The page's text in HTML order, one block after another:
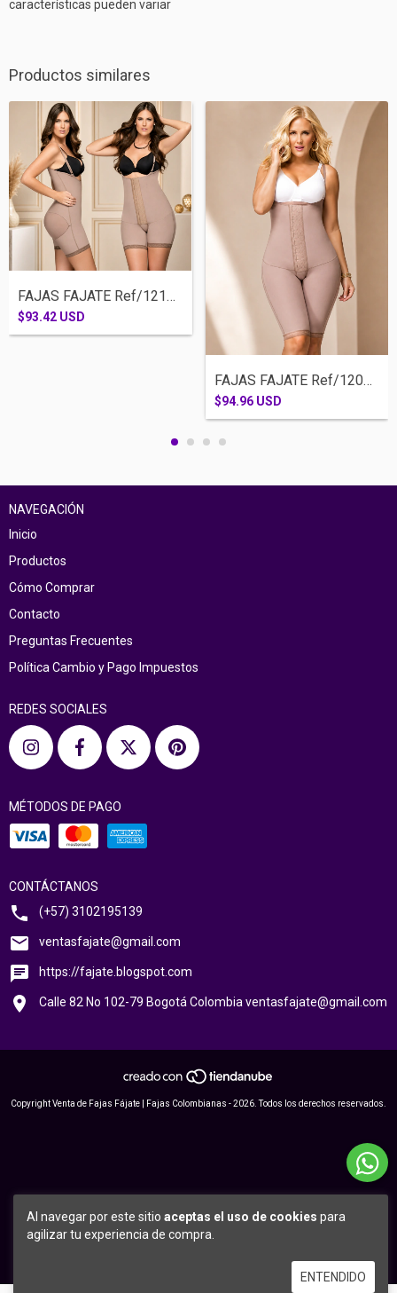
Al navegar por este sitio aceptas el uso de cookies para
agilizar tu experiencia de compra.
ENTENDIDO
características pueden variar
Productos similares
FAJAS FAJATE Ref/12111-MEDIA PIERNA SISA...
$93.42 USD
FAJAS FAJATE Ref/12047-RODILLA SISA BROC...
$94.96 USD
NAVEGACIÓN
Inicio
Productos
Cómo Comprar
Contacto
Preguntas Frecuentes
Política Cambio y Pago Impuestos
REDES SOCIALES
MÉTODOS DE PAGO
CONTÁCTANOS
(+57) 3102195139
ventasfajate@gmail.com
https://fajate.blogspot.com
Calle 82 No 102-79 Bogotá Colombiaventasfajate@gmail.com
Copyright Venta de Fajas Fájate | Fajas Colombianas - 2026. Todos los derechos reservados.